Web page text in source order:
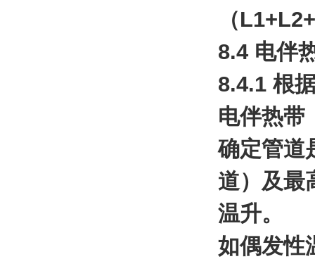
（
8.4 电伴
8.4.1 根
电伴热带
确定管道
道）及最
温升。
如偶发性